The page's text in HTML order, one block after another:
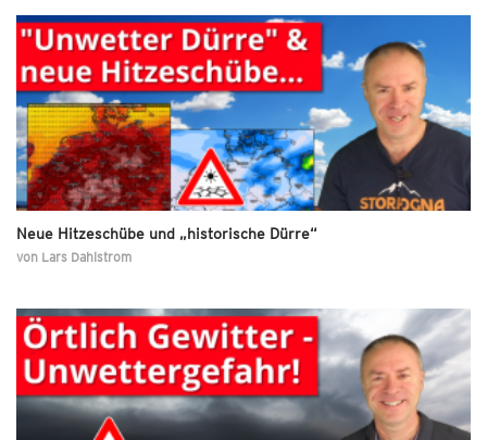
Neue Hitzeschübe und „historische Dürre“
von Lars Dahlstrom